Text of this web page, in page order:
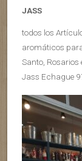
JASS
todos los
aromáticos
Santo, Rosarios
Jass Echague